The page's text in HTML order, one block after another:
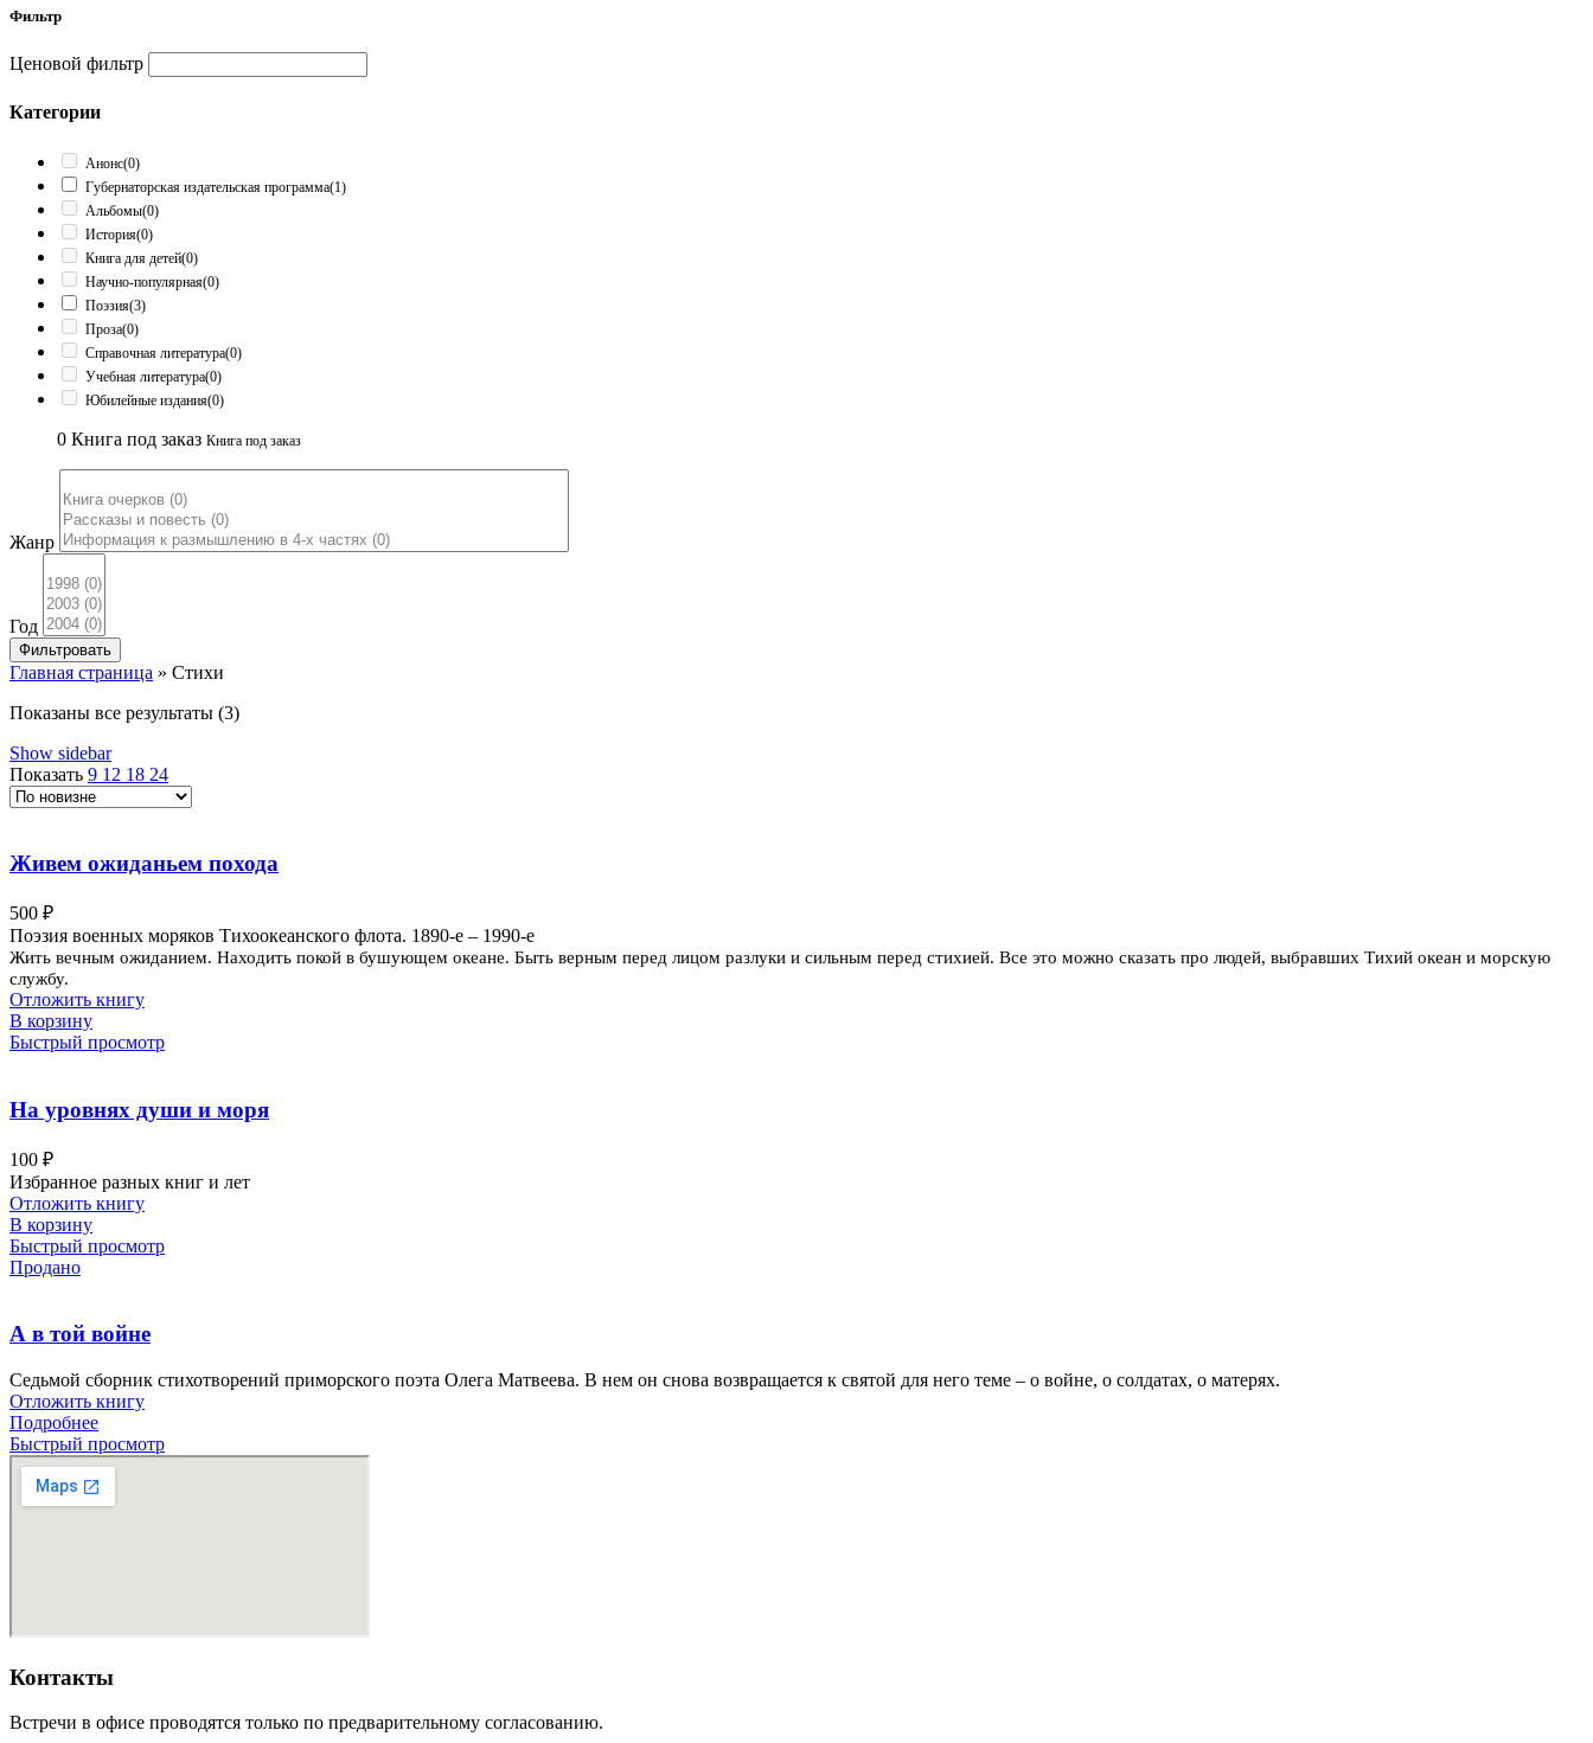
Фильтр
Ценовой фильтр
Категории
Анонс(0)
Губернаторская издательская программа(1)
Альбомы(0)
История(0)
Книга для детей(0)
Научно-популярная(0)
Поэзия(3)
Проза(0)
Справочная литература(0)
Учебная литература(0)
Юбилейные издания(0)
0 Книга под заказ Книга под заказ
Жанр
Год
Фильтровать
Главная страница » Стихи
Показаны все результаты (3)Сортировка:
Show sidebar
Показать 9 12 18 24
Живем ожиданьем похода
500 ₽
Поэзия военных моряков Тихоокеанского флота. 1890-е – 1990-е
Жить вечным ожиданием. Находить покой в бушующем океане. Быть верным перед лицом разлуки и сильным перед стихией. Все это можно сказать про людей, выбравших Тихий океан и морскую
службу.
Отложить книгу
В корзину
Быстрый просмотр
На уровнях души и моря
100 ₽
Избранное разных книг и лет
Отложить книгу
В корзину
Быстрый просмотр
Продано
А в той войне
Седьмой сборник стихотворений приморского поэта Олега Матвеева. В нем он снова возвращается к святой для него теме – о войне, о солдатах, о матерях.
Отложить книгу
Подробнее
Быстрый просмотр
Контакты
Встречи в офисе проводятся только по предварительному согласованию.